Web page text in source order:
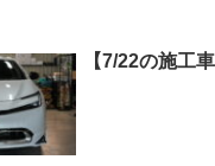
【7/22の施工車